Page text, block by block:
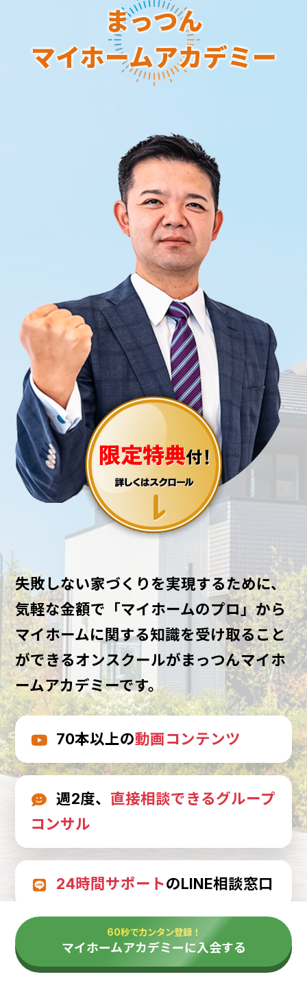
まっつん
マイホームアカデミー
失敗しない家づくりを実現するために、
気軽な金額で「マイホームのプロ」から
マイホームに関する知識を受け取ること
ができるオンスクールがまっつんマイホ
ームアカデミーです。
70本以上の動画コンテンツ
週2度、 直接相談できるグループ
コンサル
24時間サポートのLINE相談窓口
1日200円未満で失敗しない
60秒でカンタン登録！
マイホームアカデミーに入会する